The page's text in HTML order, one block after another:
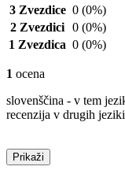
3 Zvezdice 0 (0%)
2 Zvezdici 0 (0%)
1 Zvezdica 0 (0%)
1 ocena
slovenščina - v tem
recenzija v drugih
Prikaži